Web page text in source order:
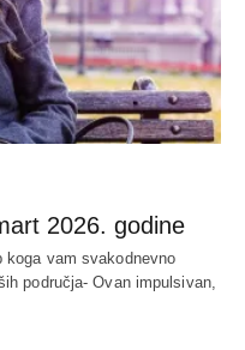
2026. godine
koga vam svakodnevno
područja- Ovan impulsivan,